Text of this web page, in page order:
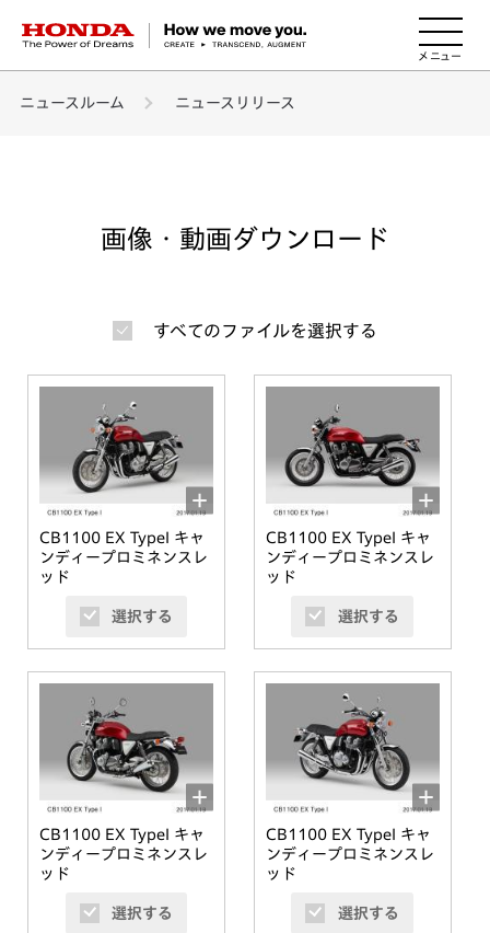
HONDA The Power of Dreams
ニュースルーム ニュースリリース
画像・動画ダウンロード
すべてのファイルを選択する
CB1100 EX TypeI キャ
ンディープロミネンスレ
ッド
選択する
CB1100 EX TypeI キャ
ンディープロミネンスレ
ッド
選択する
CB1100 EX TypeI キャ
ンディープロミネンスレ
ッド
選択する
CB1100 EX TypeI キャ
ンディープロミネンスレ
ッド
選択する